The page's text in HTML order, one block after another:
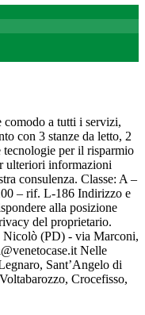
comodo a tutti i servizi,
con 3 stanze da letto, 2
per il risparmio
ulteriori informazioni
consulenza. Classe: A –
– rif. L-186 Indirizzo e
alla posizione
del proprietario.
(PD) - via Marconi,
Nelle
Sant’Angelo di
Crocefisso,